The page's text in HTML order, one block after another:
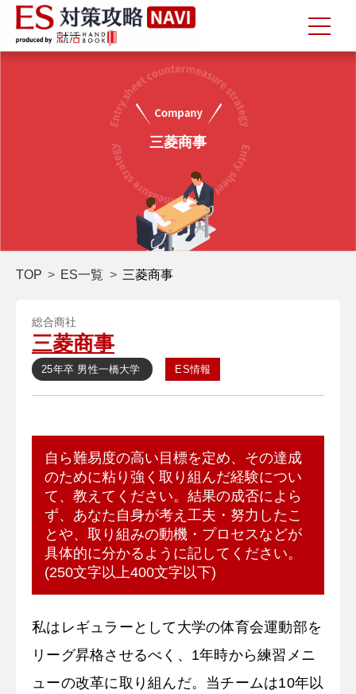
三菱商事
TOP ES一覧 三菱商事
総合商社
三菱商事
25年卒 男性一橋大学 ES情報
自ら難易度の高い目標を定め、その達成
のために粘り強く取り組んだ経験につい
て、教えてください。結果の成否によら
ず、あなた自身が考え工夫・努力したこ
とや、取り組みの動機・プロセスなどが
具体的に分かるように記してください。
(250文字以上400文字以下)
私はレギュラーとして大学の体育会運動部を
リーグ昇格させるべく、1年時から練習メニ
ューの改革に取り組んだ。当チームは10年以